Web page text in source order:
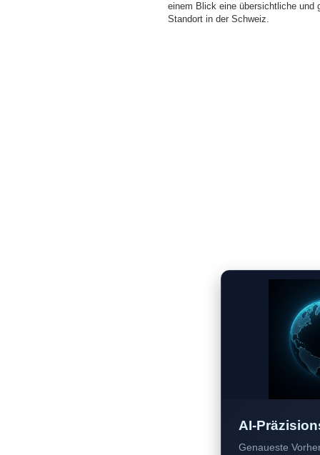
einem Blick eine übersichtliche und
Standort in der Schweiz.
AI-
Genaueste